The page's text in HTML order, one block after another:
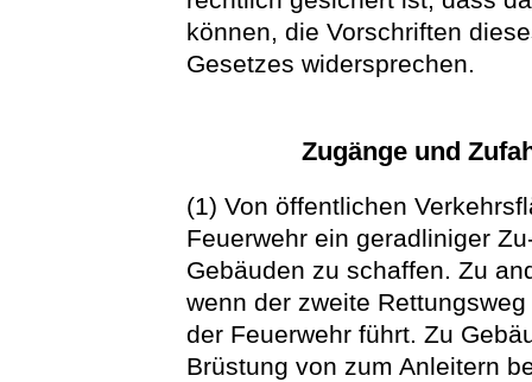
können, die Vorschriften
Gesetzes widersprechen.
Zugänge und
(1) Von öffentlichen
Feuerwehr ein geradliniger
Gebäuden zu schaffen. Zu
wenn der zweite
der Feuerwehr führt. Zu
Brüstung von zum Anleitern